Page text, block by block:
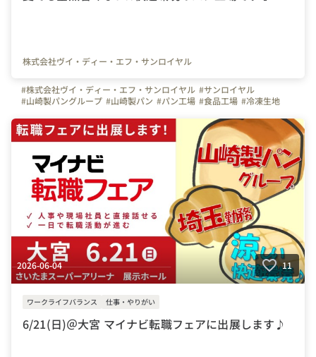
株式会社ヴイ・ディー・エフ・サンロイヤル
#株式会社ヴイ・ディー・エフ・サンロイヤル #サンロイヤル
#山崎製パングループ #山崎製パン #パン工場 #食品工場 #冷凍生地
#写真で伝える会社の雰囲気
#スキルアップ
#未経験者歓迎
#面接担当の素顔 #VDFサンロイヤル #埼玉県 #パン好き集まれ
2026-06-04 11
ワークライフバランス 仕事・やりがい
6/21(日)＠大宮 マイナビ転職フェアに出展します♪